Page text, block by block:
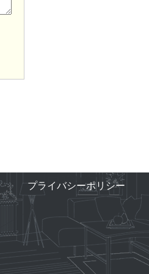
プライバシーポリシー